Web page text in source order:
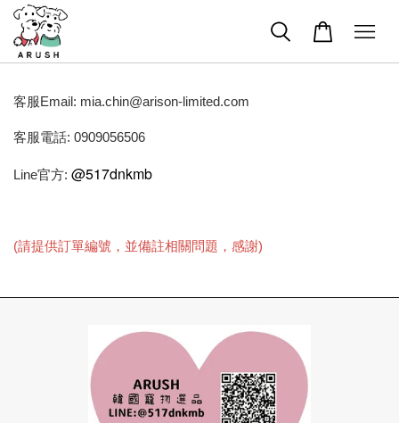
客服Email: mia.chin@arison-limited.com
客服電話: 0909056506
Line官方: @517dnkmb
(請提供訂單編號，並備註相關問題，感謝)